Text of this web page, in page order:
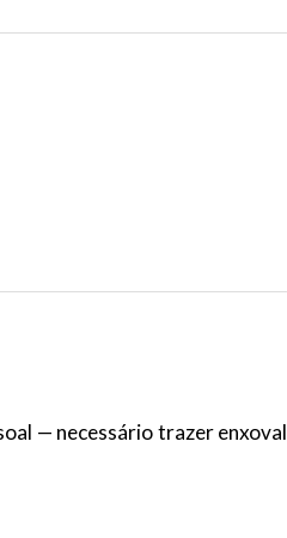
— necessário trazer enxoval